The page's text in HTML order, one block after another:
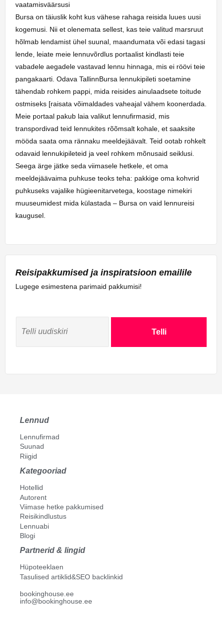
vaatamisväärsusi
Bursa on täiuslik koht kus vähese rahaga reisida luues uusi
kogemusi. Nii et olenemata sellest, kas teie valitud marsruut
hõlmab lendamist ühel suunal, maandumata või edasi tagasi
lende, leiate meie lennuvõrdlus portaalist kindlasti teie
vabadele aegadele vastavad lennu hinnaga, mis ei röövi teie
pangakaarti. Odava TallinnBursa lennukipileti soetamine
tähendab rohkem pappi, mida reisides ainulaadsete toitude
ostmiseks [raisata võimaldades vaheajal vähem koonerdada.
Meie portaal pakub laia valikut lennufirmasid, mis
transpordivad teid lennukites rõõmsalt kohale, et saaksite
mööda saata oma rännaku meeldejäävalt. Teid ootab rohkelt
odavaid lennukipileteid ja veel rohkem mõnusaid seiklusi.
Seega ärge jätke seda viimasele hetkele, et oma
meeldejäävaima puhkuse teoks teha: pakkige oma kohvrid
puhkuseks vajalike hügieenitarvetega, koostage nimekiri
muuseumidest mida külastada – Bursa on vaid lennureisi
kaugusel.
Reisipakkumised ja inspiratsioon emailile
Lugege esimestena parimaid pakkumisi!
Telli
Lennud
Lennufirmad
Suunad
Riigid
Kategooriad
Hotellid
Autorent
Viimase hetke pakkumised
Reisikindlustus
Lennuabi
Blogi
Partnerid & lingid
Hüpoteeklaen
Tasulised artiklid&SEO backlinkid
bookinghouse.ee
info@bookinghouse.ee